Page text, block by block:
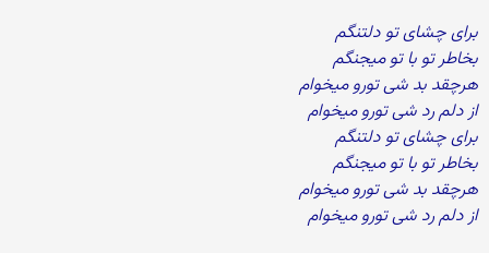
برای چشای تو دلتنگم
بخاطر تو با تو میجنگم
هرچقد بد شی تورو میخوام
از دلم رد شی تورو میخوام
برای چشای تو دلتنگم
بخاطر تو با تو میجنگم
هرچقد بد شی تورو میخوام
از دلم رد شی تورو میخوام